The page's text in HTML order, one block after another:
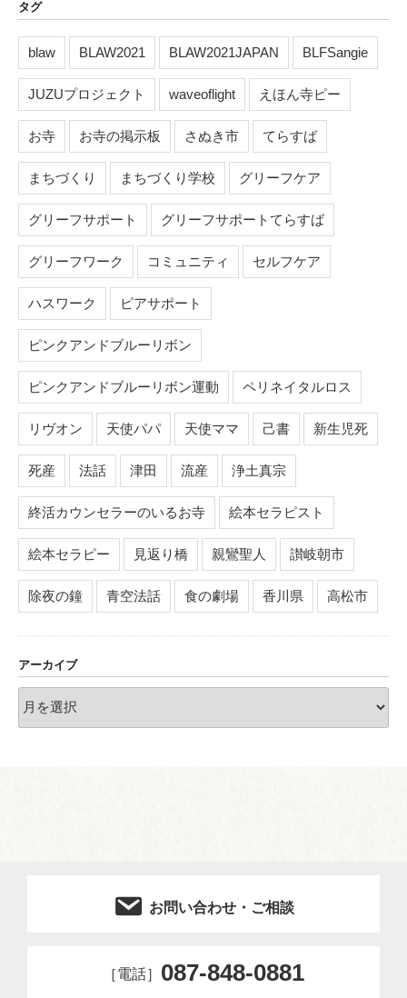
タグ
blaw BLAW2021 BLAW2021JAPAN BLFSangie
JUZUプロジェクト waveoflight えほん寺ピー
お寺 お寺の掲示板 さぬき市 てらすば
まちづくり まちづくり学校 グリーフケア
グリーフサポート グリーフサポートてらすば
グリーフワーク コミュニティ セルフケア
ハスワーク ピアサポート
ピンクアンドブルーリボン
ピンクアンドブルーリボン運動 ペリネイタルロス
リヴオン 天使パパ 天使ママ 己書 新生児死
死産 法話 津田 流産 浄土真宗
終活カウンセラーのいるお寺 絵本セラピスト
絵本セラピー 見返り橋 親鸞聖人 讃岐朝市
除夜の鐘 青空法話 食の劇場 香川県 高松市
アーカイブ
ー
お問い合わせ・ご相談
［電話］ 087-848-0881